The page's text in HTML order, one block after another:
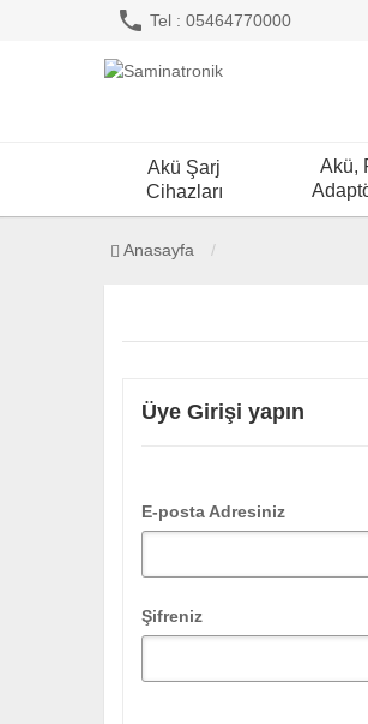
phone Tel : 05464770000
Akü Şarj
Cihazları
Akü,
Anasayfa
Üye Girişi yapın
E-posta Adresiniz
Şifreniz